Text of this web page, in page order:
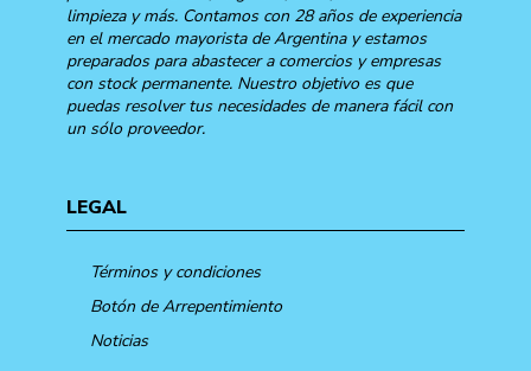
limpieza y más. Contamos con 28 años de experiencia
en el mercado mayorista de Argentina y estamos
preparados para abastecer a comercios y empresas
con stock permanente. Nuestro objetivo es que
puedas resolver tus necesidades de manera fácil con
un sólo proveedor.
LEGAL
Términos y condiciones
Botón de Arrepentimiento
Noticias